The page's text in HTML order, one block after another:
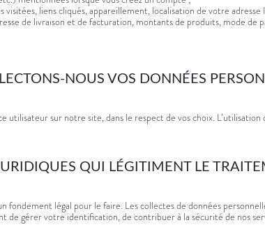
liens cliqués, appareillement, localisation de votre
de livraison et de facturation, montants de produits, mode
NOUS VOS DONNÉES
sur notre site, dans le respect de vos choix.
QUI LÉGITIMENT LE
fondement légal pour le faire. Les collectes de données
de gérer votre identification, de contribuer à la sécurité de nos